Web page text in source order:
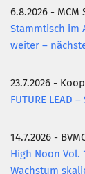
6.8.2026 - MCM
Stammtisch im
weiter –
23.7.2026 -
FUTURE LEAD
14.7.2026 -
High Noon Vol.
Wachstum